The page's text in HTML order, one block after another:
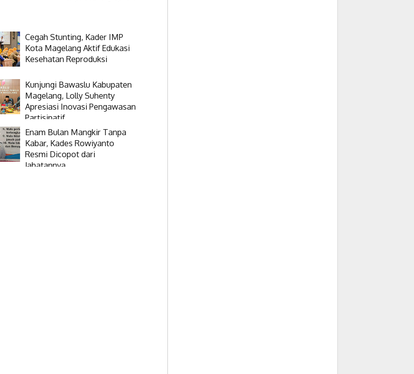
Cegah Stunting, Kader IMP
Kota Magelang Aktif Edukasi
Kesehatan Reproduksi
Kunjungi Bawaslu Kabupaten
Magelang, Lolly Suhenty
Apresiasi Inovasi Pengawasan
Partisipatif
Enam Bulan Mangkir Tanpa
Kabar, Kades Rowiyanto
Resmi Dicopot dari
Jabatannya